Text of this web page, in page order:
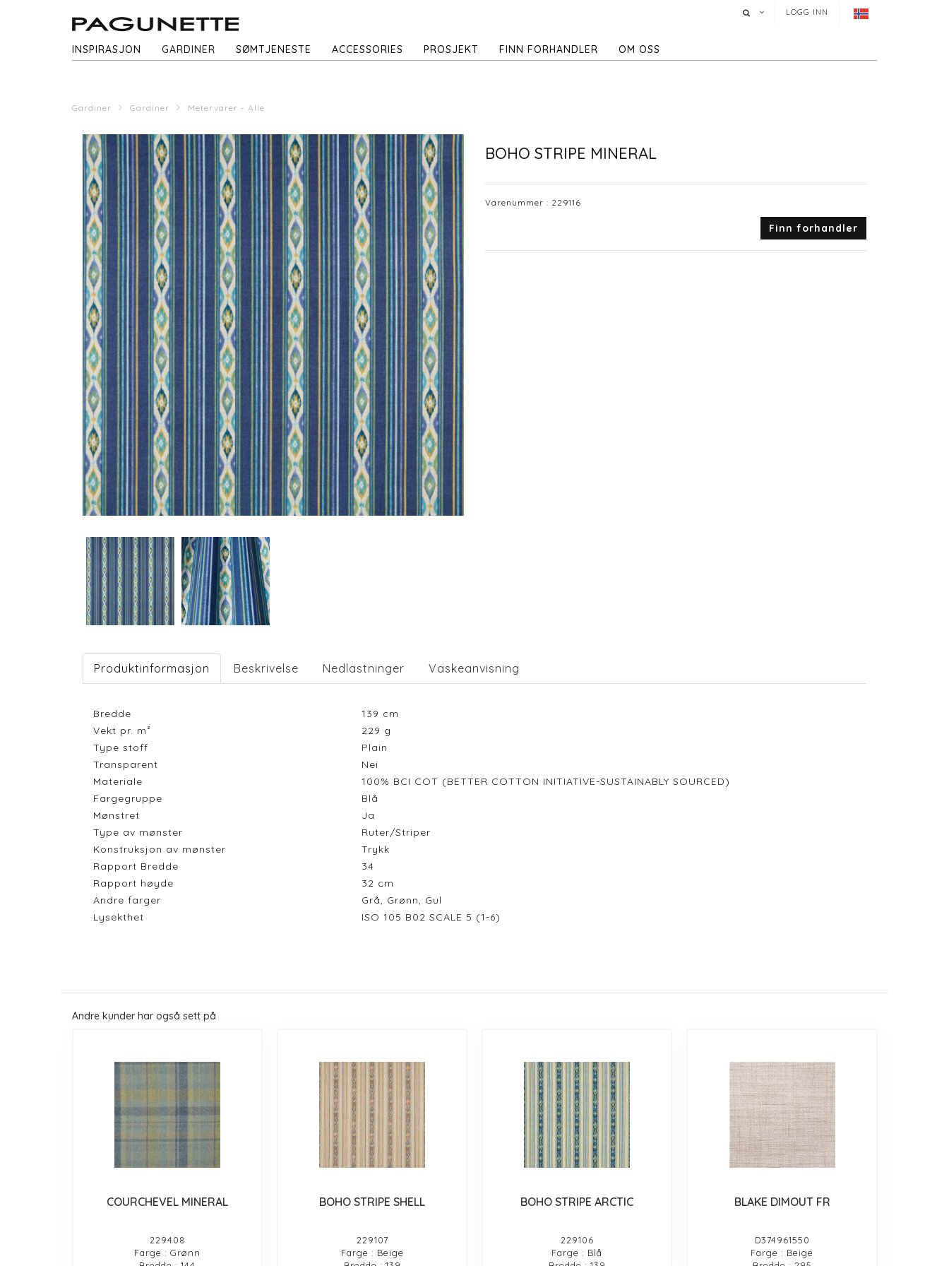
LOGG INN
INSPIRASJON GARDINER SØMTJENESTE ACCESSORIES PROSJEKT FINN FORHANDLER OM OSS
Gardiner Gardiner Metervarer - Alle
BOHO STRIPE MINERAL
Varenummer : 229116
Finn forhandler
Produktinformasjon Beskrivelse Nedlastninger Vaskeanvisning
Bredde 139 cm
Vekt pr. m²
229 g
Type stoff
Plain
Transparent
Nei
Materiale
100% BCI COT (BETTER COTTON INITIATIVE-SUSTAINABLY SOURCED)
Fargegruppe
Blå
Mønstret
Ja
Type av mønster
Ruter/Striper
Konstruksjon av mønster
Trykk
Rapport Bredde
34
Rapport høyde
32 cm
Andre farger
Grå, Grønn, Gul
Lysekthet
ISO 105 B02 SCALE 5 (1-6)
Andre kunder har også sett på
COURCHEVEL MINERAL
229408
Farge : Grønn
BOHO STRIPE SHELL
229107
Farge : Beige
BOHO STRIPE ARCTIC
229106
Farge : Blå
BLAKE DIMOUT FR
D374961550
Farge : Beige